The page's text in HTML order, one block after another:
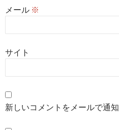
メール ※
サイト
新しいコメントをメールで通知